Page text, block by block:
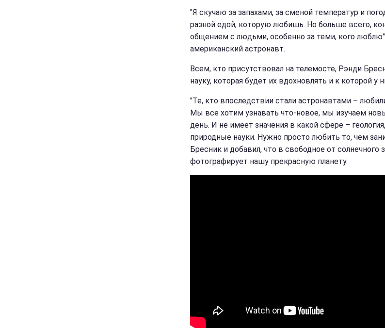
"Я скучаю за запахами, за сменой температур и
разной едой, которую любишь. Но больше всего,
общением с людьми, особенно за теми, кого
американский астронавт.
Всем, кто присутствовал на телемосте, Рэнди
науку, которая будет их вдохновлять и к которой у
"Те, кто впоследствии стали астронавтами –
Мы все хотим узнавать что-новое, мы изучаем
день. И не имеет значения в какой сфере –
природные науки. Нужно просто любить то, чем
Бресник и добавил, что в свободное от солнечного
фотографирует нашу прекрасную планету.